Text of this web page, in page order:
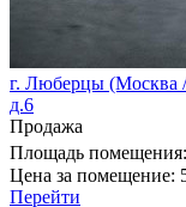
г. Люберцы (Москва /
д.6
Продажа
Площадь помещения:
Цена за помещение:
Перейти